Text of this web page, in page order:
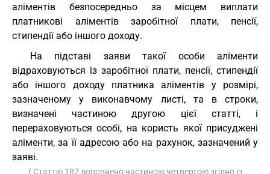
аліментів безпосередньо за місцем виплати
платникові аліментів заробітної плати, пенсії,
стипендії або іншого доходу.
На підставі заяви такої особи аліменти
відраховуються із заробітної плати, пенсії, стипендії
або іншого доходу платника аліментів у розмірі,
зазначеному у виконавчому листі, та в строки,
визначені частиною другою цієї статті, і
перераховуються особі, на користь якої присуджені
аліменти, за її адресою або на рахунок, зазначений у
заяві.
( Статтю 187 доповнено частиною четвертою згідно із